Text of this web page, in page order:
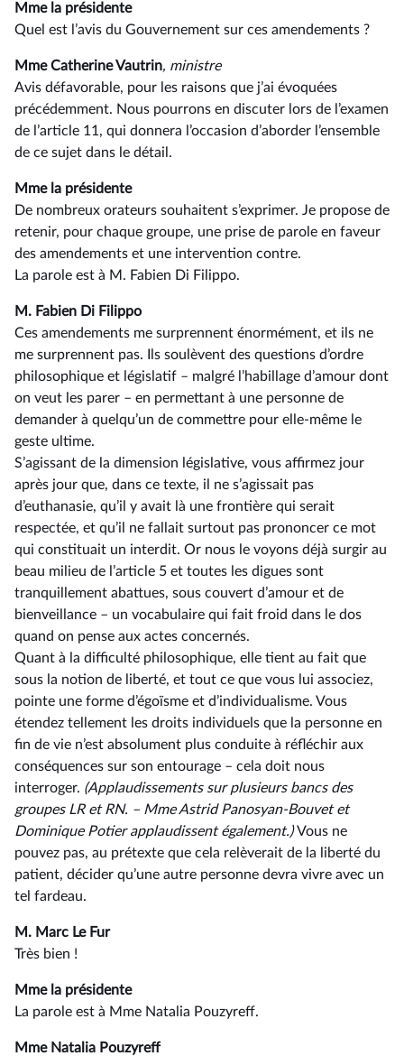
Mme la présidente
Quel est l’avis du Gouvernement sur ces amendements ?
Mme Catherine Vautrin, ministre
Avis défavorable, pour les raisons que j’ai évoquées
précédemment. Nous pourrons en discuter lors de l’examen
de l’article 11, qui donnera l’occasion d’aborder l’ensemble
de ce sujet dans le détail.
Mme la présidente
De nombreux orateurs souhaitent s’exprimer. Je propose de
retenir, pour chaque groupe, une prise de parole en faveur
des amendements et une intervention contre.
La parole est à M. Fabien Di Filippo.
M. Fabien Di Filippo
Ces amendements me surprennent énormément, et ils ne
me surprennent pas. Ils soulèvent des questions d’ordre
philosophique et législatif –⁠ malgré l’habillage d’amour dont
on veut les parer – en permettant à une personne de
demander à quelqu’un de commettre pour elle-même le
geste ultime.
S’agissant de la dimension législative, vous affirmez jour
après jour que, dans ce texte, il ne s’agissait pas
d’euthanasie, qu’il y avait là une frontière qui serait
respectée, et qu’il ne fallait surtout pas prononcer ce mot
qui constituait un interdit. Or nous le voyons déjà surgir au
beau milieu de l’article 5 et toutes les digues sont
tranquillement abattues, sous couvert d’amour et de
bienveillance –⁠ un vocabulaire qui fait froid dans le dos
quand on pense aux actes concernés.
Quant à la difficulté philosophique, elle tient au fait que
sous la notion de liberté, et tout ce que vous lui associez,
pointe une forme d’égoïsme et d’individualisme. Vous
étendez tellement les droits individuels que la personne en
fin de vie n’est absolument plus conduite à réfléchir aux
conséquences sur son entourage –⁠ cela doit nous
interroger. (Applaudissements sur plusieurs bancs des
groupes LR et RN. –⁠ Mme Astrid Panosyan-Bouvet et
Dominique Potier applaudissent également.)Vous ne
pouvez pas, au prétexte que cela relèverait de la liberté du
patient, décider qu’une autre personne devra vivre avec un
tel fardeau.
M. Marc Le Fur
Très bien !
Mme la présidente
La parole est à Mme Natalia Pouzyreff.
Mme Natalia Pouzyreff